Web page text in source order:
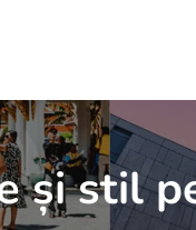
și stil